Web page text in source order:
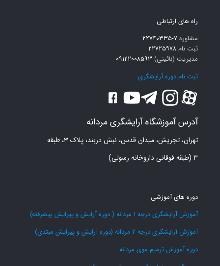
راه های ارتباطی
مشاوره۷-۲۲۷۴۰۳۳۵
ثبت نام ۲۲۷۲۵۹۷۸
مدیریت (نائینی) ۰۹۱۲۲۰۰۸۵۹۳
ثبت نام دوره آرایشگری
آدرس آموزشگاه آرایشگری مردانه
تهران، تجریش، میدان قدس، نبش دربند، پلاک ۳، طبقه
۳ (طبقه فوقانی داروخانه رسولی)
دوره های آموزشی
آموزش آرایشگری درجه 1 مردانه ( دوره آرایش و پیرایش پیشرفته)
آموزش آرایشگری درجه 2 مردانه (دوره آرایش و پیرایش مبتدی)
دوره آموزش ترمیم موی مردانه